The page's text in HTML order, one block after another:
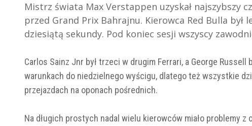
Mistrz świata Max Verstappen uzyskał najszybszy
przed Grand Prix Bahrajnu. Kierowca Red Bulla
dziesiątą sekundy. Pod koniec sesji wszyscy
Carlos Sainz Jnr był trzeci w drugim Ferrari, a George
warunkach do niedzielnego wyścigu, dlatego też wszystkie
przejazdach na oponach pośrednich.
Na długich prostych nadal wielu kierowców miało problemy